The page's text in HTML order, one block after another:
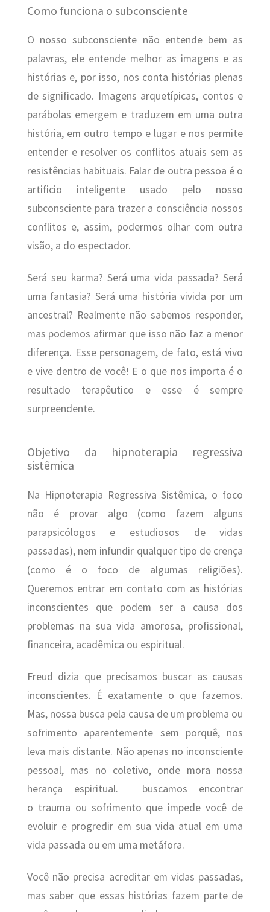
Como funciona o subconsciente
O nosso subconsciente não entende bem as
palavras, ele entende melhor as imagens e as
histórias e, por isso, nos conta histórias plenas
de significado. Imagens arquetípicas, contos e
parábolas emergem e traduzem em uma outra
história, em outro tempo e lugar e nos permite
entender e resolver os conflitos atuais sem as
resistências habituais. Falar de outra pessoa é o
artificio inteligente usado pelo nosso
subconsciente para trazer a consciência nossos
conflitos e, assim, podermos olhar com outra
visão, a do espectador.
Será seu karma? Será uma vida passada? Será
uma fantasia? Será uma história vivida por um
ancestral? Realmente não sabemos responder,
mas podemos afirmar que isso não faz a menor
diferença. Esse personagem, de fato, está vivo
e vive dentro de você! E o que nos importa é o
resultado terapêutico e esse é sempre
surpreendente.
Objetivo da hipnoterapia regressiva
sistêmica
Na Hipnoterapia Regressiva Sistêmica, o foco
não é provar algo (como fazem alguns
parapsicólogos e estudiosos de vidas
passadas), nem infundir qualquer tipo de crença
(como é o foco de algumas religiões).
Queremos entrar em contato com as histórias
inconscientes que podem ser a causa dos
problemas na sua vida amorosa, profissional,
financeira, acadêmica ou espiritual.
Freud dizia que precisamos buscar as causas
inconscientes. É exatamente o que fazemos.
Mas, nossa busca pela causa de um problema ou
sofrimento aparentemente sem porquê, nos
leva mais distante. Não apenas no inconsciente
pessoal, mas no coletivo, onde mora nossa
herança espiritual. buscamos encontrar
o trauma ou sofrimento que impede você de
evoluir e progredir em sua vida atual em uma
vida passada ou em uma metáfora.
Você não precisa acreditar em vidas passadas,
mas saber que essas histórias fazem parte de